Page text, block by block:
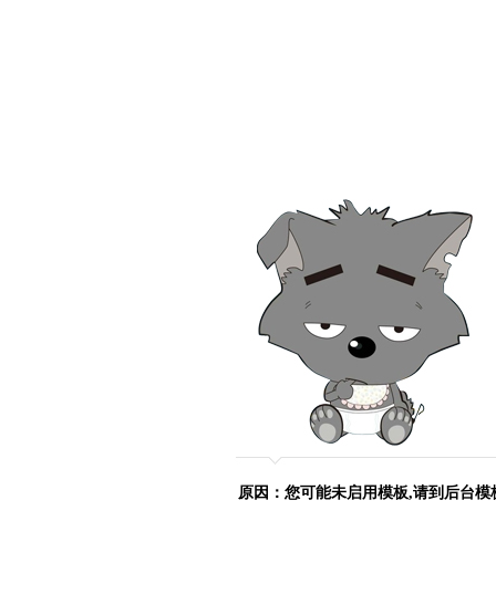
原因：您可能未启用模板,请到后